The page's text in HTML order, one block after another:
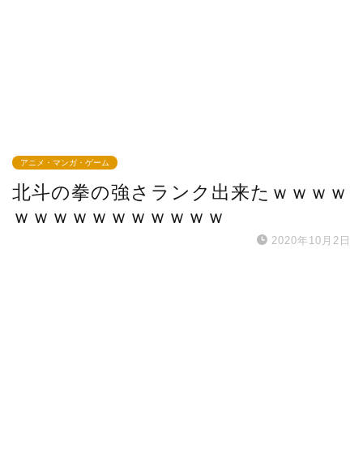
アニメ・マンガ・ゲーム
北斗の拳の強さランク出来たｗｗｗｗ
ｗｗｗｗｗｗｗｗｗｗｗ
2020年10月2日